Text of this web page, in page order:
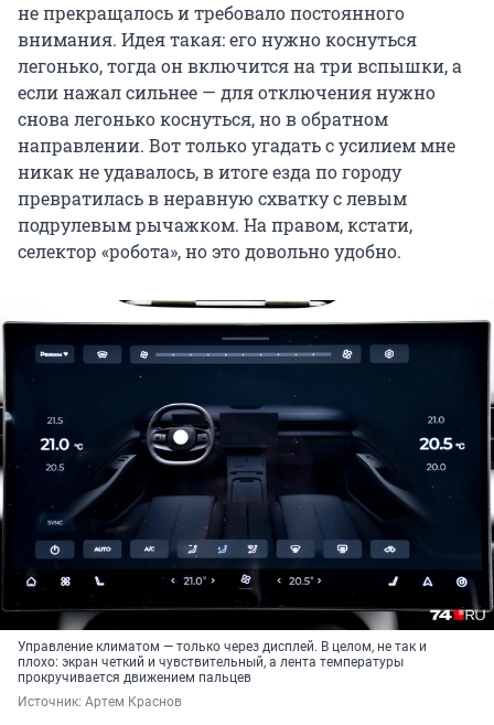
не прекращалось и требовало постоянного
внимания. Идея такая: его нужно коснуться
легонько, тогда он включится на три вспышки, а
если нажал сильнее — для отключения нужно
снова легонько коснуться, но в обратном
направлении. Вот только угадать с усилием мне
никак не удавалось, в итоге езда по городу
превратилась в неравную схватку с левым
подрулевым рычажком. На правом, кстати,
селектор «робота», но это довольно удобно.
Управление климатом — только через дисплей. В целом, не так и
плохо: экран четкий и чувствительный, а лента температуры
прокручивается движением пальцев
Источник: Артем Краснов